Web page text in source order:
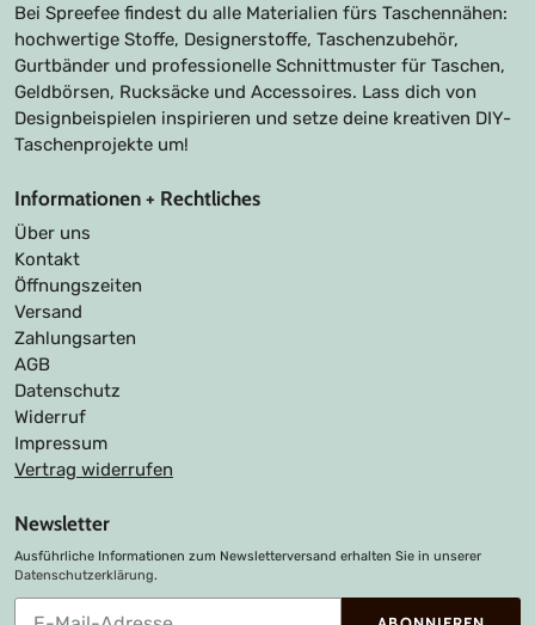
Bei Spreefee findest du alle Materialien fürs Taschennähen:
hochwertige Stoffe, Designerstoffe, Taschenzubehör,
Gurtbänder und professionelle Schnittmuster für Taschen,
Geldbörsen, Rucksäcke und Accessoires. Lass dich von
Designbeispielen inspirieren und setze deine kreativen DIY-
Taschenprojekte um!
Informationen + Rechtliches
Über uns
Kontakt
Öffnungszeiten
Versand
Zahlungsarten
AGB
Datenschutz
Widerruf
Impressum
Vertrag widerrufen
Newsletter
Ausführliche Informationen zum Newsletterversand erhalten Sie in unserer
Datenschutzerklärung.